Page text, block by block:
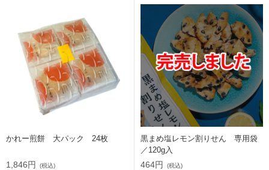
かれー煎餅 大パック 24枚
1,846円 (税込)
黒まめ塩レモン割りせん 専用袋
／120g入
464円 (税込)